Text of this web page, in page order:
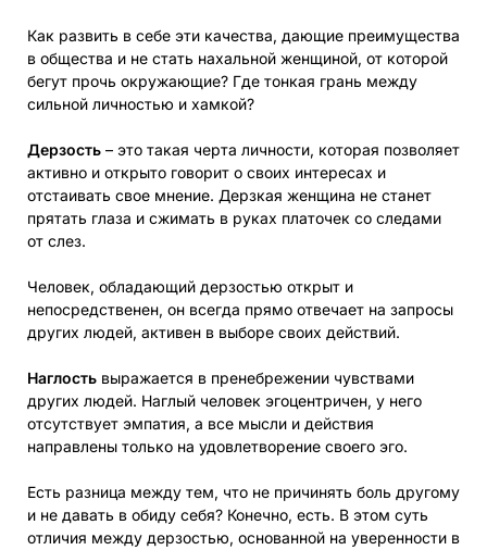
Как развить в себе эти качества, дающие преимущества
в общества и не стать нахальной женщиной, от которой
бегут прочь окружающие? Где тонкая грань между
сильной личностью и хамкой?
Дерзость – это такая черта личности, которая позволяет
активно и открыто говорит о своих интересах и
отстаивать свое мнение. Дерзкая женщина не станет
прятать глаза и сжимать в руках платочек со следами
от слез.
Человек, обладающий дерзостью открыт и
непосредственен, он всегда прямо отвечает на запросы
других людей, активен в выборе своих действий.
Наглость выражается в пренебрежении чувствами
других людей. Наглый человек эгоцентричен, у него
отсутствует эмпатия, а все мысли и действия
направлены только на удовлетворение своего эго.
Есть разница между тем, что не причинять боль другому
и не давать в обиду себя? Конечно, есть. В этом суть
отличия между дерзостью, основанной на уверенности в